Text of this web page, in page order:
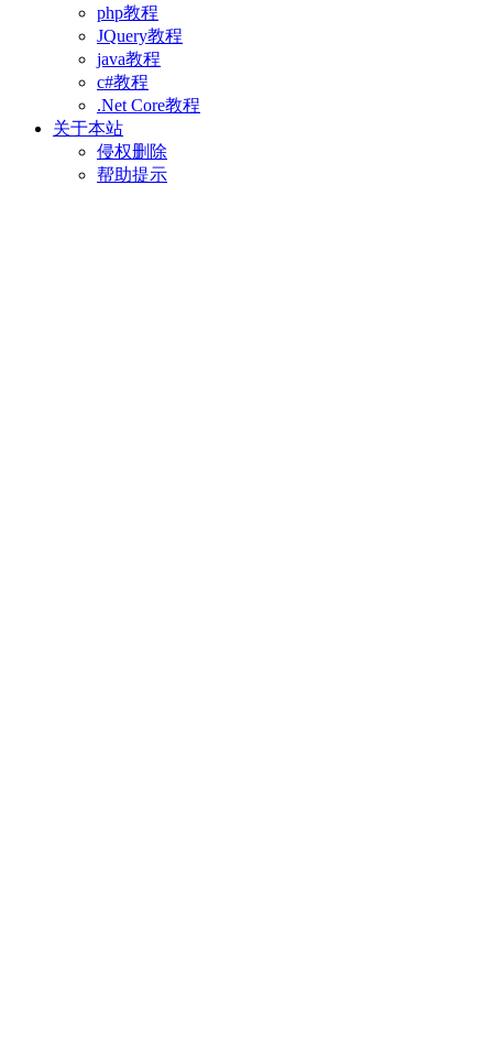
php教程
JQuery教程
java教程
c#教程
.Net Core教程
关于本站
侵权删除
帮助提示